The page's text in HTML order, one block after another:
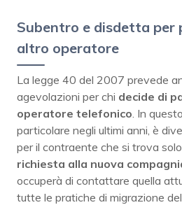
Subentro e disdetta per
altro operatore
La legge 40 del 2007 prevede
agevolazioni per chi decide di
operatore telefonico . In
particolare negli ultimi anni, è
per il contraente che si trova
richiesta alla nuova
occuperà di contattare quella
tutte le pratiche di migrazione